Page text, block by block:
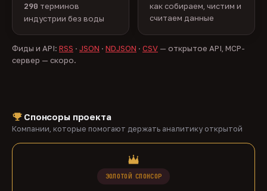
290 терминов
индустрии без воды
как собираем, чистим и
считаем данные
Фиды и API: RSS · JSON · NDJSON · CSV — открытое API, MCP-
сервер — скоро.
Спонсоры проекта
Компании, которые помогают держать аналитику открытой
ЗОЛОТОЙ СПОНСОР